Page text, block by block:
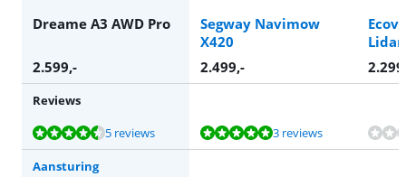
Dreame A3 AWD Pro
Segway Navimow
X420
Lidar
2.599,- 2.499,- 2.299
Reviews
Beoordeling is 8,8 van de 10, gebaseerd op 5 reviews.
5 reviews
Beoordeling is 9,7 van de 10, gebaseerd op 3 reviews.3 reviews
Aansturing